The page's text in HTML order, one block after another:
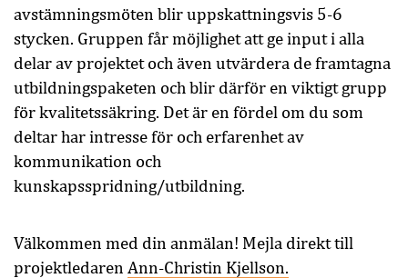
avstämningsmöten blir uppskattningsvis 5-6
stycken. Gruppen får möjlighet att ge input i alla
delar av projektet och även utvärdera de framtagna
utbildningspaketen och blir därför en viktigt grupp
för kvalitetssäkring. Det är en fördel om du som
deltar har intresse för och erfarenhet av
kommunikation och
kunskapsspridning/utbildning.
Välkommen med din anmälan! Mejla direkt till
projektledaren Ann-Christin Kjellson.